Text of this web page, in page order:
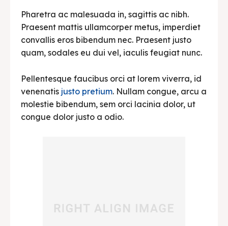
Pharetra ac malesuada in, sagittis ac nibh.
Praesent mattis ullamcorper metus, imperdiet
convallis eros bibendum nec. Praesent justo
quam, sodales eu dui vel, iaculis feugiat nunc.
Pellentesque faucibus orci at lorem viverra, id
venenatis justo pretium. Nullam congue, arcu a
molestie bibendum, sem orci lacinia dolor, ut
congue dolor justo a odio.